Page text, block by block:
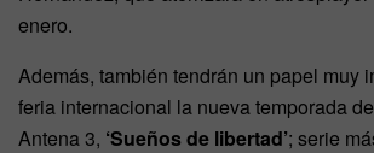
enero.
Además, también tendrán un papel muy
feria internacional la nueva temporada
Antena 3, ‘Sueños de libertad’; serie